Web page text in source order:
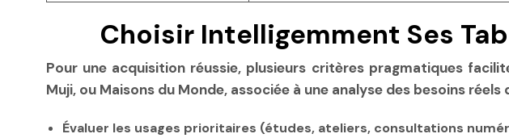
Choisir Intelligemment Ses
Pour une acquisition réussie, plusieurs critères pragmatiques
Muji, ou Maisons du Monde, associée à une analyse des besoins
Évaluer les usages prioritaires (études, ateliers, consultations